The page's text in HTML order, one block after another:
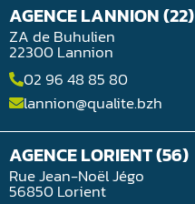
AGENCE LANNION (22)
ZA de Buhulien
22300 Lannion
02 96 48 85 80
lannion@qualite.bzh
AGENCE LORIENT (56)
Rue Jean-Noël Jégo
56850 Lorient